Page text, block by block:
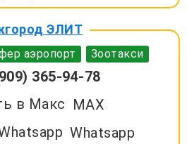
ЭЛИТ
аэропорт Зоотакси
365-94-78
MAX
Whatsapp